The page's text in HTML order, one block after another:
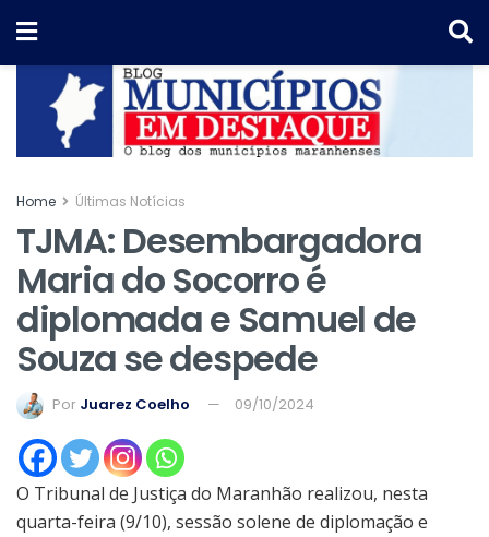
Home Últimas Notícias
TJMA: Desembargadora
Maria do Socorro é
diplomada e Samuel de
Souza se despede
Por Juarez Coelho 09/10/2024
O Tribunal de Justiça do Maranhão realizou, nesta
quarta-feira (9/10), sessão solene de diplomação e